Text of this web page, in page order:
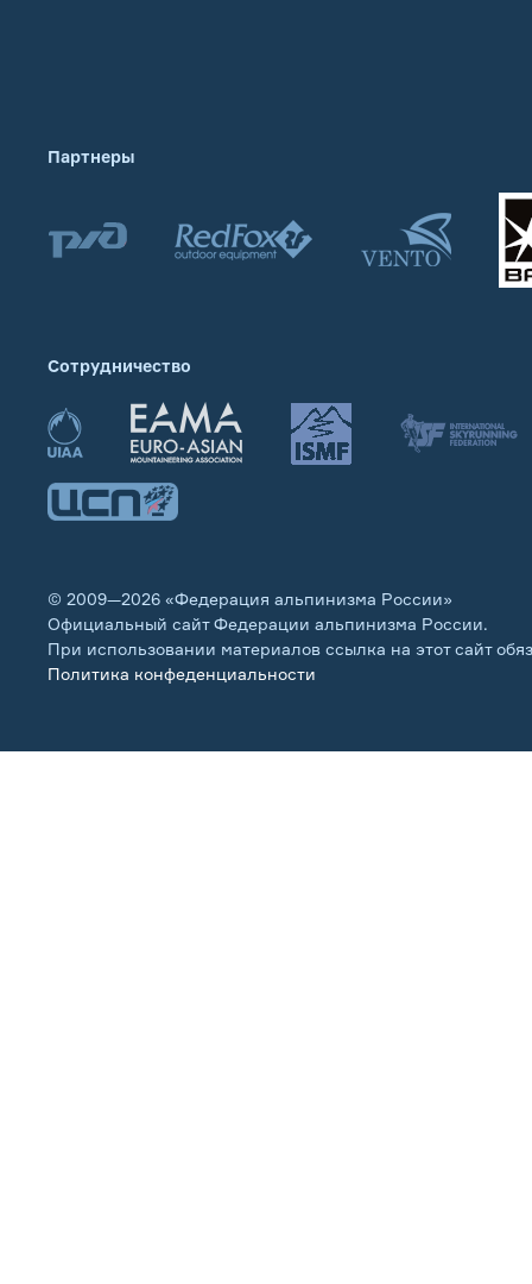
Партнеры
Сотрудничество
© 2009—2026 «Федерация альпинизма России»
Официальный сайт Федерации альпинизма России.
При использовании материалов ссылка на этот сайт
Политика конфеденциальности